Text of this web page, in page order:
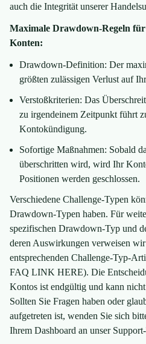
auch die Integrität unserer
Maximale Drawdown-Regeln
Konten:
Drawdown-Definition: Der
größten zulässigen Verlust auf
Verstoßkriterien: Das
zu irgendeinem Zeitpunkt führt
Kontokündigung.
Sofortige Maßnahmen: Sobald
überschritten wird, wird Ihr
Positionen werden geschlossen.
Verschiedene Challenge-Typen
Drawdown-Typen haben. Für
spezifischen Drawdown-Typ und
deren Auswirkungen verweisen
entsprechenden Challenge-Typ-
FAQ LINK HERE). Die
Kontos ist endgültig und kann
Sollten Sie Fragen haben oder
aufgetreten ist, wenden Sie sich
Ihrem Dashboard an unser